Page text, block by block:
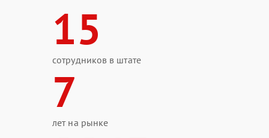
15
сотрудников в штате
7
лет на рынке